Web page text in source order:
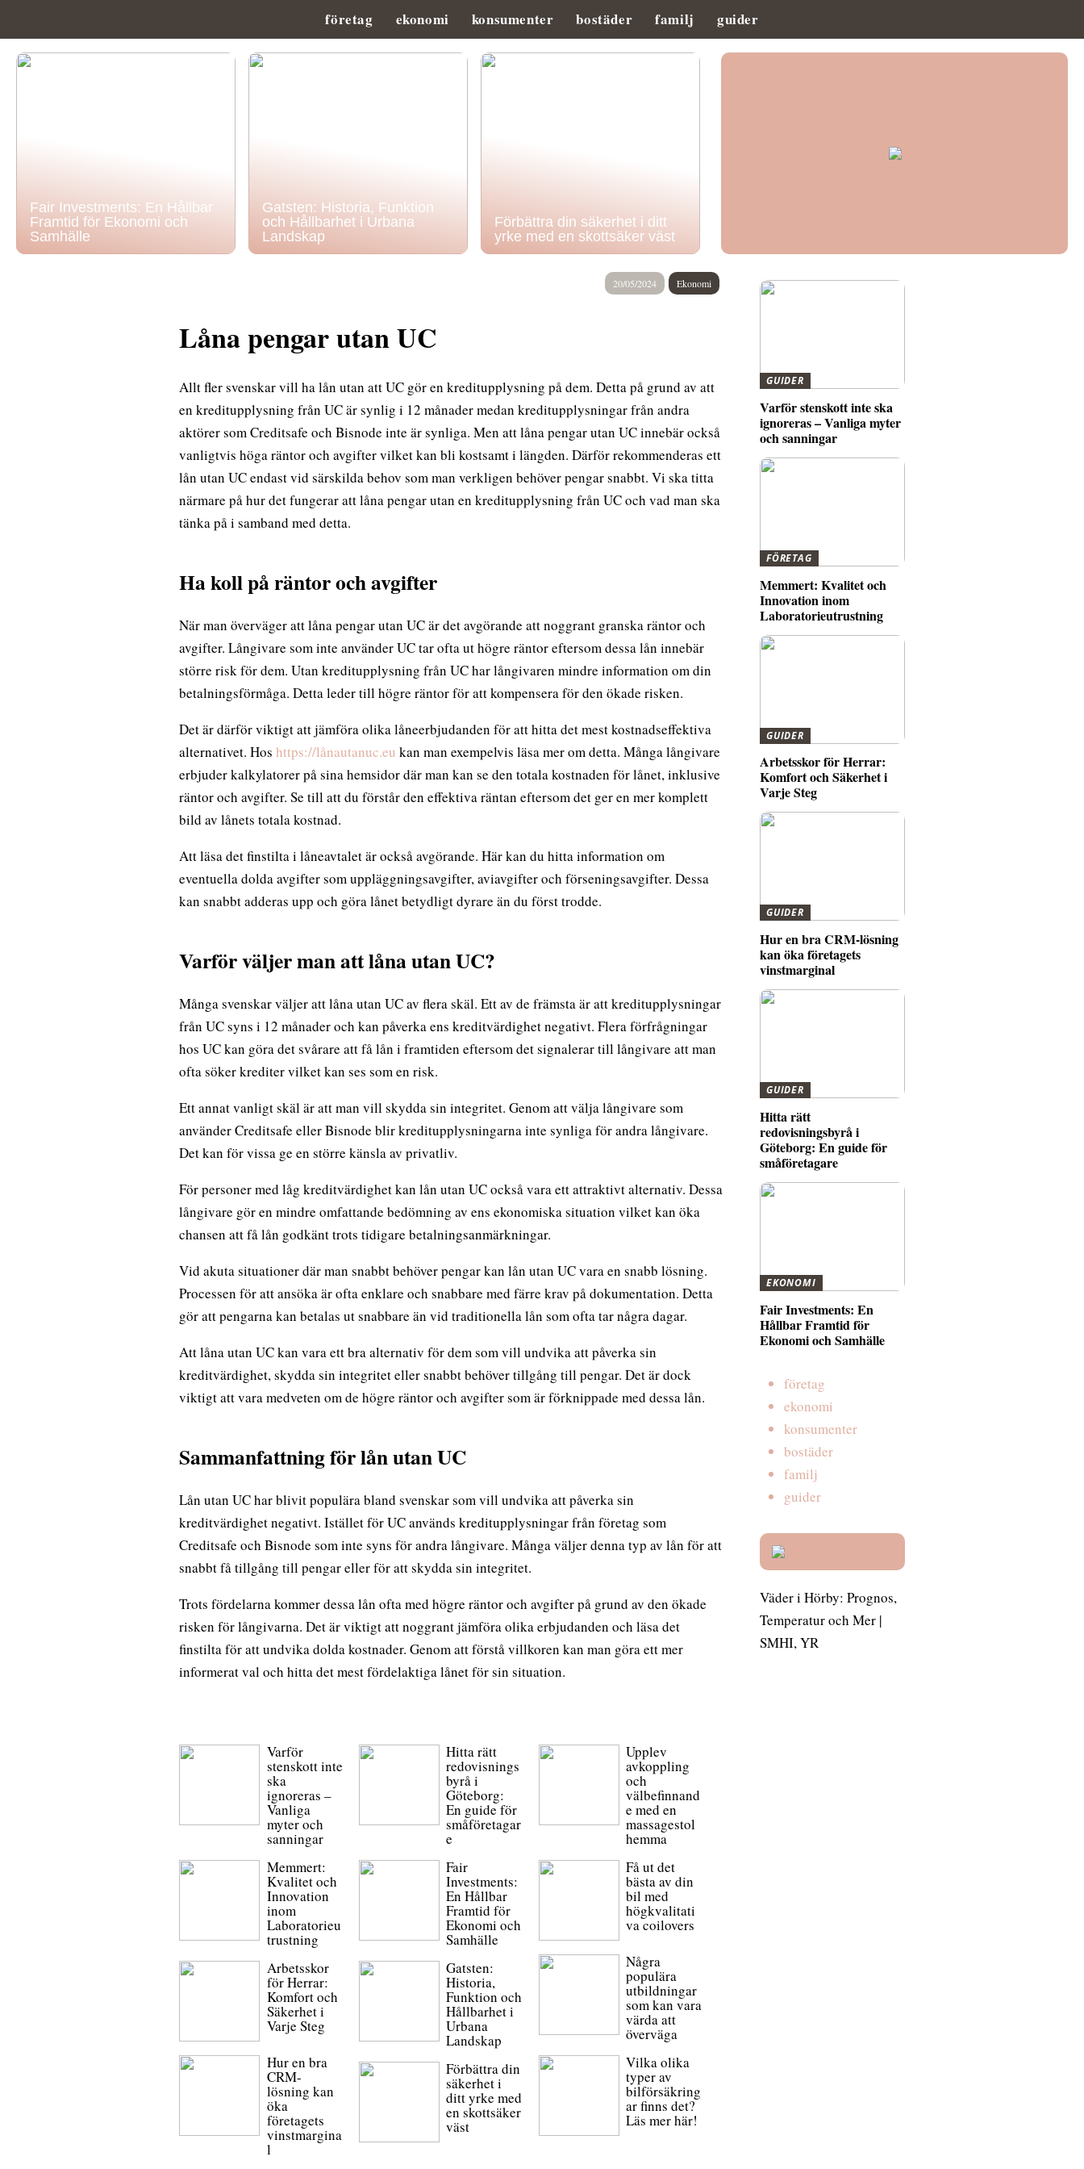
företag ekonomi konsumenter bostäder familj guider
Fair Investments: En Hållbar
Framtid för Ekonomi och
Samhälle
Gatsten: Historia, Funktion
och Hållbarhet i Urbana
Landskap
Förbättra din säkerhet i ditt
yrke med en skottsäker väst
20/05/2024 Ekonomi
Låna pengar utan UC
Allt fler svenskar vill ha lån utan att UC gör en kreditupplysning på dem. Detta på grund av att
en kreditupplysning från UC är synlig i 12 månader medan kreditupplysningar från andra
aktörer som Creditsafe och Bisnode inte är synliga. Men att låna pengar utan UC innebär också
vanligtvis höga räntor och avgifter vilket kan bli kostsamt i längden. Därför rekommenderas ett
lån utan UC endast vid särskilda behov som man verkligen behöver pengar snabbt. Vi ska titta
närmare på hur det fungerar att låna pengar utan en kreditupplysning från UC och vad man ska
tänka på i samband med detta.
Ha koll på räntor och avgifter
När man överväger att låna pengar utan UC är det avgörande att noggrant granska räntor och
avgifter. Långivare som inte använder UC tar ofta ut högre räntor eftersom dessa lån innebär
större risk för dem. Utan kreditupplysning från UC har långivaren mindre information om din
betalningsförmåga. Detta leder till högre räntor för att kompensera för den ökade risken.
Det är därför viktigt att jämföra olika låneerbjudanden för att hitta det mest kostnadseffektiva
alternativet. Hos https://lånautanuc.eu kan man exempelvis läsa mer om detta. Många långivare
erbjuder kalkylatorer på sina hemsidor där man kan se den totala kostnaden för lånet, inklusive
räntor och avgifter. Se till att du förstår den effektiva räntan eftersom det ger en mer komplett
bild av lånets totala kostnad.
Att läsa det finstilta i låneavtalet är också avgörande. Här kan du hitta information om
eventuella dolda avgifter som uppläggningsavgifter, aviavgifter och förseningsavgifter. Dessa
kan snabbt adderas upp och göra lånet betydligt dyrare än du först trodde.
Varför väljer man att låna utan UC?
Många svenskar väljer att låna utan UC av flera skäl. Ett av de främsta är att kreditupplysningar
från UC syns i 12 månader och kan påverka ens kreditvärdighet negativt. Flera förfrågningar
hos UC kan göra det svårare att få lån i framtiden eftersom det signalerar till långivare att man
ofta söker krediter vilket kan ses som en risk.
Ett annat vanligt skäl är att man vill skydda sin integritet. Genom att välja långivare som
använder Creditsafe eller Bisnode blir kreditupplysningarna inte synliga för andra långivare.
Det kan för vissa ge en större känsla av privatliv.
För personer med låg kreditvärdighet kan lån utan UC också vara ett attraktivt alternativ. Dessa
långivare gör en mindre omfattande bedömning av ens ekonomiska situation vilket kan öka
chansen att få lån godkänt trots tidigare betalningsanmärkningar.
Vid akuta situationer där man snabbt behöver pengar kan lån utan UC vara en snabb lösning.
Processen för att ansöka är ofta enklare och snabbare med färre krav på dokumentation. Detta
gör att pengarna kan betalas ut snabbare än vid traditionella lån som ofta tar några dagar.
Att låna utan UC kan vara ett bra alternativ för dem som vill undvika att påverka sin
kreditvärdighet, skydda sin integritet eller snabbt behöver tillgång till pengar. Det är dock
viktigt att vara medveten om de högre räntor och avgifter som är förknippade med dessa lån.
Sammanfattning för lån utan UC
Lån utan UC har blivit populära bland svenskar som vill undvika att påverka sin
kreditvärdighet negativt. Istället för UC används kreditupplysningar från företag som
Creditsafe och Bisnode som inte syns för andra långivare. Många väljer denna typ av lån för att
snabbt få tillgång till pengar eller för att skydda sin integritet.
Trots fördelarna kommer dessa lån ofta med högre räntor och avgifter på grund av den ökade
risken för långivarna. Det är viktigt att noggrant jämföra olika erbjudanden och läsa det
finstilta för att undvika dolda kostnader. Genom att förstå villkoren kan man göra ett mer
informerat val och hitta det mest fördelaktiga lånet för sin situation.
Varför
stenskott inte
ska
ignoreras –
Vanliga
myter och
sanningar
Memmert:
Kvalitet och
Innovation
inom
Laboratorieu
trustning
Arbetsskor
för Herrar:
Komfort och
Säkerhet i
Varje Steg
Hur en bra
CRM-
lösning kan
öka
företagets
vinstmargina
l
Hitta rätt
redovisnings
byrå i
Göteborg:
En guide för
småföretagar
e
Fair
Investments:
En Hållbar
Framtid för
Ekonomi och
Samhälle
Gatsten:
Historia,
Funktion och
Hållbarhet i
Urbana
Landskap
Förbättra din
säkerhet i
ditt yrke med
en skottsäker
väst
Upplev
avkoppling
och
välbefinnand
e med en
massagestol
hemma
Få ut det
bästa av din
bil med
högkvalitati
va coilovers
Några
populära
utbildningar
som kan vara
värda att
överväga
Vilka olika
typer av
bilförsäkring
ar finns det?
Läs mer här!
GUIDER
Varför stenskott inte ska
ignoreras – Vanliga myter
och sanningar
FÖRETAG
Memmert: Kvalitet och
Innovation inom
Laboratorieutrustning
GUIDER
Arbetsskor för Herrar:
Komfort och Säkerhet i
Varje Steg
GUIDER
Hur en bra CRM-lösning
kan öka företagets
vinstmarginal
GUIDER
Hitta rätt
redovisningsbyrå i
Göteborg: En guide för
småföretagare
EKONOMI
Fair Investments: En
Hållbar Framtid för
Ekonomi och Samhälle
företag
ekonomi
konsumenter
bostäder
familj
guider
Väder i Hörby: Prognos,
Temperatur och Mer |
SMHI, YR